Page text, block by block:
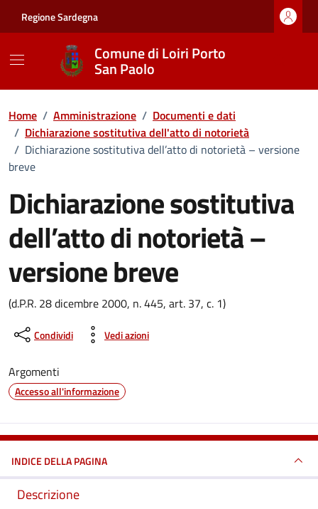
Regione Sardegna
Comune di Loiri Porto
San Paolo
Home / Amministrazione / Documenti e dati
/ Dichiarazione sostitutiva dell'atto di notorietà
/ Dichiarazione sostitutiva dell’atto di notorietà – versione
breve
Dichiarazione sostitutiva
dell’atto di notorietà –
versione breve
Dettagli del documento
(d.P.R. 28 dicembre 2000, n. 445, art. 37, c. 1)
Condividi Vedi azioni
Argomenti
Accesso all'informazione
INDICE DELLA PAGINA
Descrizione